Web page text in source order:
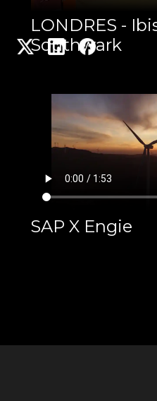
LONDRES -
Southwark
SAP X Engie